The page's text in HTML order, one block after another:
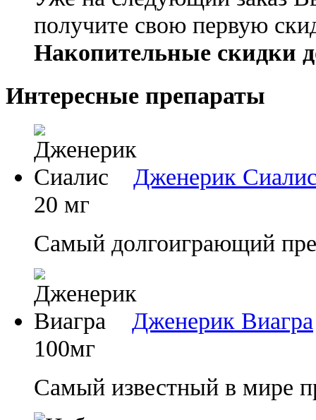
получите свою первую
Накопительные скидки
Интересные препараты
Дженерик
20 мг
Самый долгоиграющий
Дженерик Виагра
100мг
Самый известный в мире